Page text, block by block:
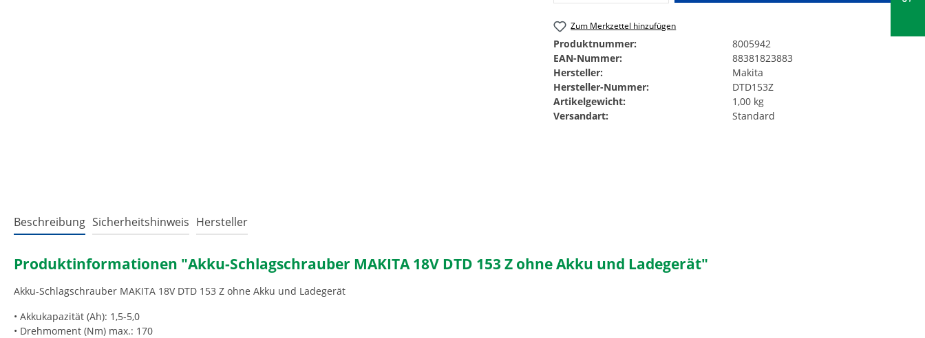
Zum Merkzettel hinzufügen
Produktnummer:
8005942
EAN-Nummer:
88381823883
Hersteller:
Makita
Hersteller-Nummer:
DTD153Z
Artikelgewicht:
1,00 kg
Versandart:
Standard
Beschreibung Sicherheitshinweis Hersteller
Produktinformationen "Akku-Schlagschrauber MAKITA 18V DTD 153 Z ohne Akku und Ladegerät"
Akku-Schlagschrauber MAKITA 18V DTD 153 Z ohne Akku und Ladegerät
• Akkukapazität (Ah): 1,5-5,0
• Drehmoment (Nm) max.: 170